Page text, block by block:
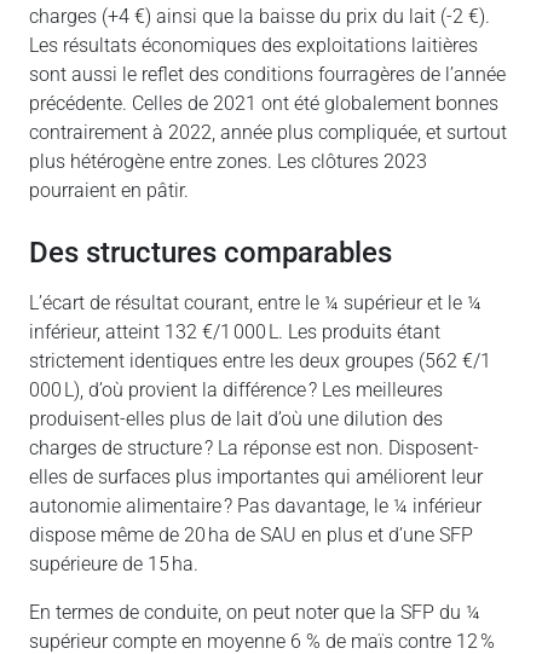
charges (+4 €) ainsi que la baisse du prix du lait (-2 €).
Les résultats économiques des exploitations laitières
sont aussi le reflet des conditions fourragères de l’année
précédente. Celles de 2021 ont été globalement bonnes
contrairement à 2022, année plus compliquée, et surtout
plus hétérogène entre zones. Les clôtures 2023
pourraient en pâtir.
des structures comparables
L’écart de résultat courant, entre le ¼ supérieur et le ¼
inférieur, atteint 132 €/1 000 L. Les produits étant
strictement identiques entre les deux groupes (562 €/1
000 L), d’où provient la différence ? Les meilleures
produisent-elles plus de lait d’où une dilution des
charges de structure ? La réponse est non. Disposent-
elles de surfaces plus importantes qui améliorent leur
autonomie alimentaire ? Pas davantage, le ¼ inférieur
dispose même de 20 ha de SAU en plus et d’une SFP
supérieure de 15 ha.
En termes de conduite, on peut noter que la SFP du ¼
supérieur compte en moyenne 6 % de maïs contre 12 %